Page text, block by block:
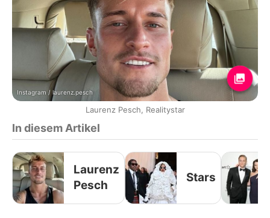
Instagram / laurenz.pesch
Laurenz Pesch, Realitystar
In diesem Artikel
Laurenz
Pesch
Stars